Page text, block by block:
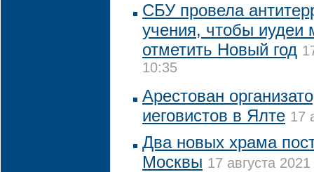
СБУ провела
учения, чтобы иудеи
отметить Новый год
10:35
Арестован
иеговистов в Ялте 17
Два новых храма
Москвы 17 августа